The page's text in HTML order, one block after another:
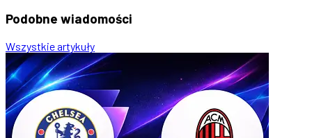
Podobne wiadomości
Wszystkie artykuły